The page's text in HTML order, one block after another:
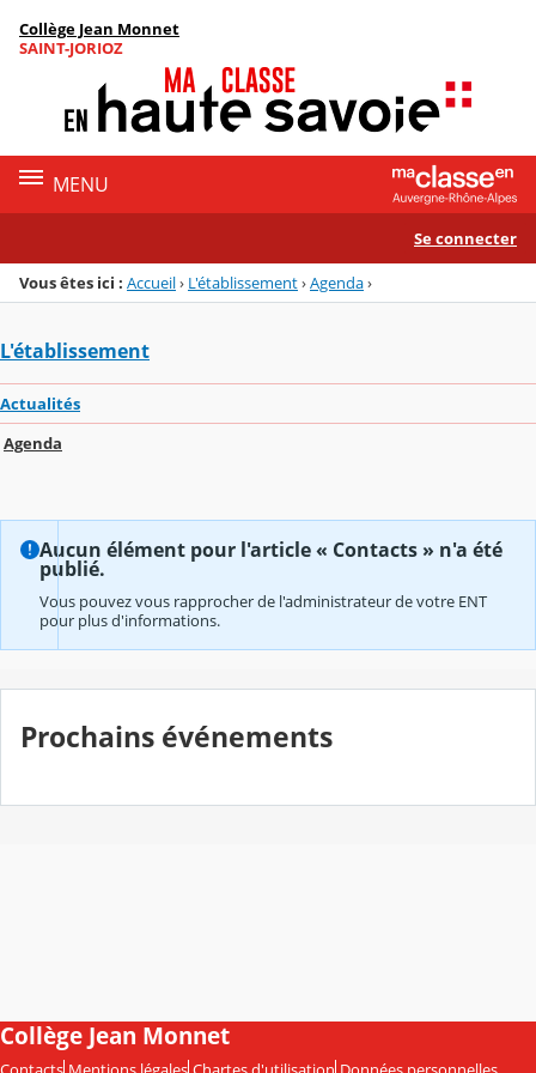
Menu de la rubrique
Contenu
Collège Jean Monnet
SAINT-JORIOZ
MENU
Se connecter
Vous êtes ici : Accueil› L'établissement›Agenda›
L'établissement
Actualités
Agenda
Aucun élément pour l'article « Contacts » n'a été
publié.
Vous pouvez vous rapprocher de l'administrateur de votre ENT
pour plus d'informations.
Prochains événements
Collège Jean Monnet